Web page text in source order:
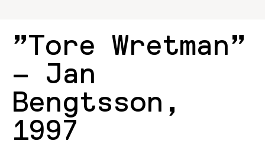
”Tore Wretman”
– Jan
Bengtsson,
1997